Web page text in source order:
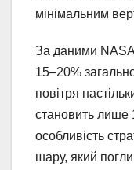
мінімальним
За даними
15–20%
повітря
становить лише
особливість
шару, який